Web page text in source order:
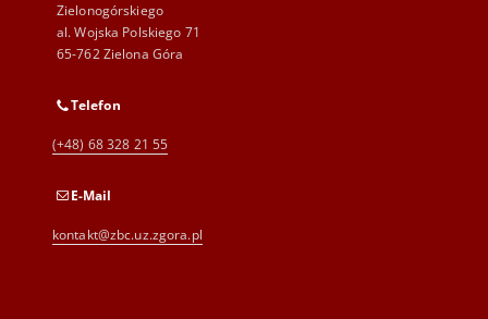
Zielonogórskiego
al. Wojska Polskiego 71
65-762 Zielona Góra
Telefon
(+48) 68 328 21 55
E-Mail
kontakt@zbc.uz.zgora.pl